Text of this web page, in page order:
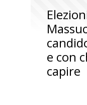
e con
capire